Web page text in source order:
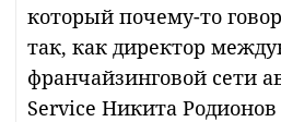
который почему-то
так, как директор
франчайзинговой сети
Service Никита Родионов